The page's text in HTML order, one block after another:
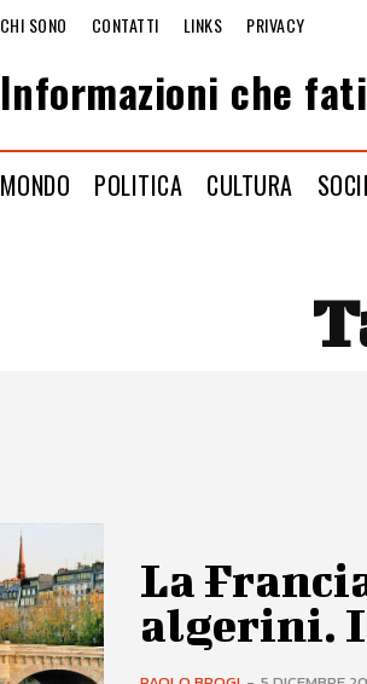
CHI SONO CONTATTI LINKS PRIVACY
Informazioni che
MONDO POLITICA CULTURA
La
algerini.